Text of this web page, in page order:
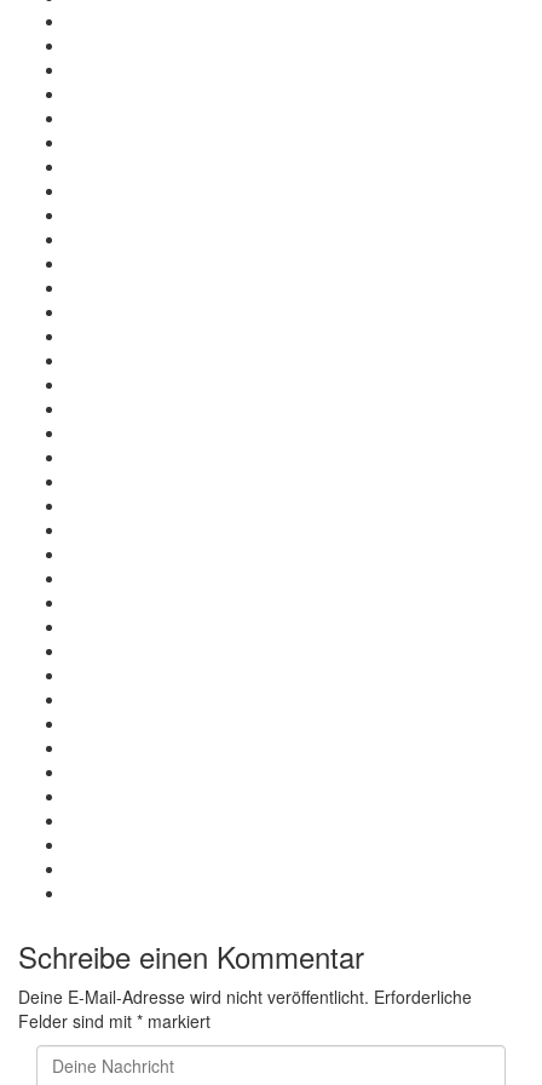
Schreibe einen Kommentar
Deine E-Mail-Adresse wird nicht veröffentlicht. Erforderliche
Felder sind mit * markiert